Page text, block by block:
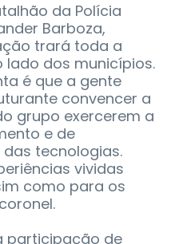
da Polícia
Barboza,
trará toda a
dos municípios.
é que a gente
convencer a
grupo exercerem a
e de
tecnologias.
vividas
como para os
participação de